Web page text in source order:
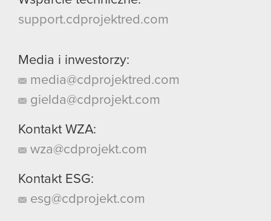
support.cdprojektred.com
Media i inwestorzy:
media@cdprojektred.com
gielda@cdprojekt.com
Kontakt WZA:
wza@cdprojekt.com
Kontakt ESG:
esg@cdprojekt.com